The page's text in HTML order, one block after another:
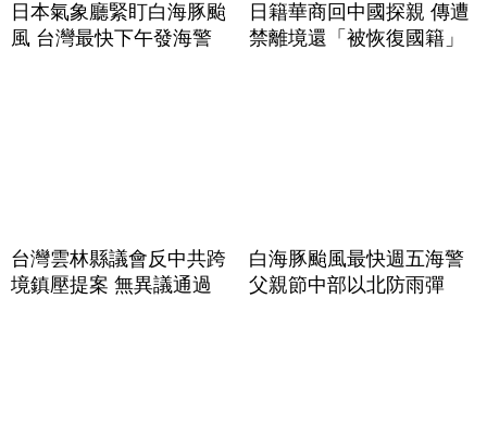
日本氣象廳緊盯白海豚颱
風 台灣最快下午發海警
日籍華商回中國探親 傳遭
禁離境還「被恢復國籍」
台灣雲林縣議會反中共跨
境鎮壓提案 無異議通過
白海豚颱風最快週五海警
父親節中部以北防雨彈